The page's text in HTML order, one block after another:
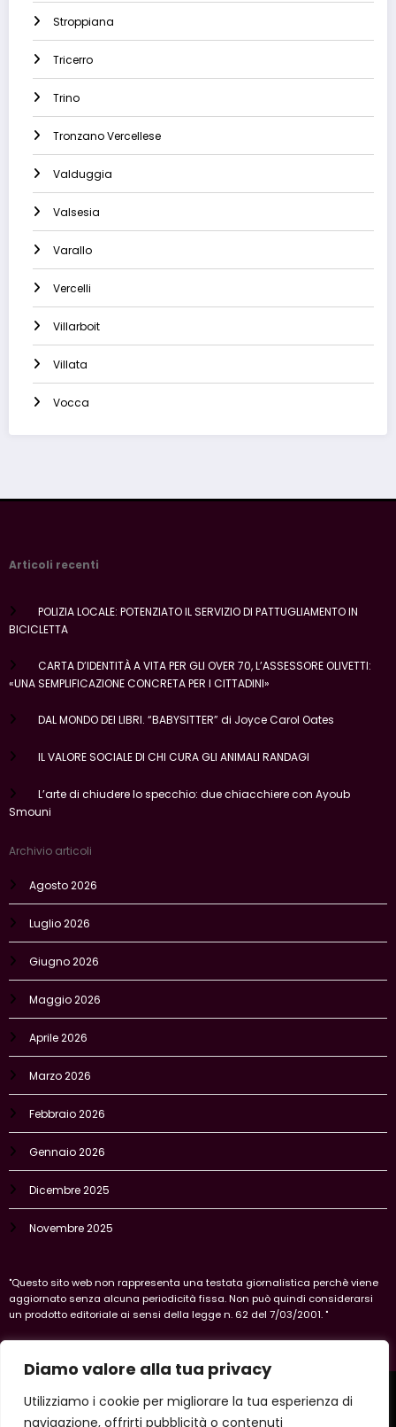
Diamo valore alla tua privacy
Utilizziamo i cookie per migliorare la tua esperienza di
navigazione, offrirti pubblicità o contenuti
Stroppiana
Tricerro
Trino
Tronzano Vercellese
Valduggia
Valsesia
Varallo
Vercelli
Villarboit
Villata
Vocca
Articoli recenti
POLIZIA LOCALE: POTENZIATO IL SERVIZIO DI PATTUGLIAMENTO IN
BICICLETTA
CARTA D’IDENTITÀ A VITA PER GLI OVER 70, L’ASSESSORE OLIVETTI:
«UNA SEMPLIFICAZIONE CONCRETA PER I CITTADINI»
DAL MONDO DEI LIBRI. “BABYSITTER” di Joyce Carol Oates
IL VALORE SOCIALE DI CHI CURA GLI ANIMALI RANDAGI
L’arte di chiudere lo specchio: due chiacchiere con Ayoub
Smouni
Archivio articoli
Agosto 2026
Luglio 2026
Giugno 2026
Maggio 2026
Aprile 2026
Marzo 2026
Febbraio 2026
Gennaio 2026
Dicembre 2025
Novembre 2025
"Questo sito web non rappresenta una testata giornalistica perchè viene
aggiornato senza alcuna periodicità fissa. Non può quindi considerarsi
un prodotto editoriale ai sensi della legge n. 62 del 7/03/2001. "
Vercelli